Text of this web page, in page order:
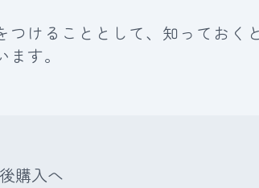
つけることとして、知っておく
す。
購入へ